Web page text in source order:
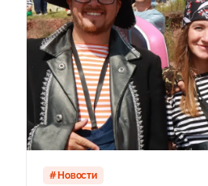
Новости